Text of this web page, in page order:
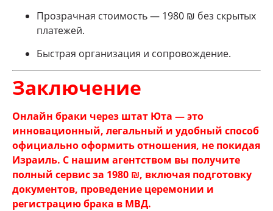
Прозрачная стоимость — 1980 ₪ без скрытых
платежей.
Быстрая организация и сопровождение.
Заключение
Онлайн браки через штат Юта — это
инновационный, легальный и удобный способ
официально оформить отношения, не покидая
Израиль. С нашим агентством вы получите
полный сервис за 1980 ₪, включая подготовку
документов, проведение церемонии и
регистрацию брака в МВД.